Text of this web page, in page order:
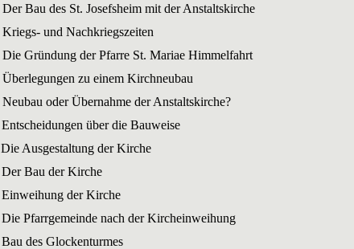
Der Bau des St. Josefsheim mit der Anstaltskirche
Kriegs- und Nachkriegszeiten
Die Gründung der Pfarre St. Mariae Himmelfahrt
Überlegungen zu einem Kirchneubau
Neubau oder Übernahme der Anstaltskirche?
Entscheidungen über die Bauweise
Die Ausgestaltung der Kirche
Der Bau der Kirche
Einweihung der Kirche
Die Pfarrgemeinde nach der Kircheinweihung
Bau des Glockenturmes